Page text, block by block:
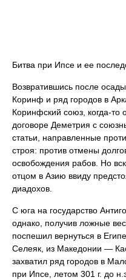
Битва при Ипсе и ее
Возвратившись после
Коринф и ряд городов в
Коринфский союз, когда-
договоре Деметрия с
статьи, направленные
строя: против отмены
освобождения рабов. Но
отцом в Азию ввиду
диадохов.
С юга на государство
однако, получив ложные
поспешил вернуться в
Селеяк, из Македонии —
захватил ряд городов в
при Ипсе, летом 301 г. до